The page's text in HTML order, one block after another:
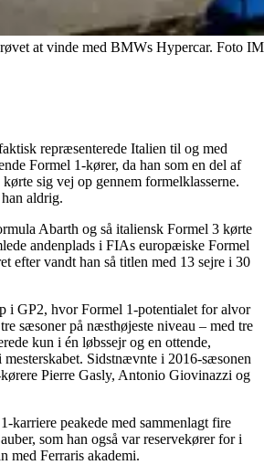
at vinde med BMWs Hypercar. Foto
repræsenterede Italien til og med
Formel 1-kører, da han som en del af
sig vej op gennem formelklasserne.
aldrig.
Abarth og så italiensk Formel 3 kørte
andenplads i FIAs europæiske Formel
efter vandt han så titlen med 13 sejre i 30
i GP2, hvor Formel 1-potentialet for alvor
sæsoner på næsthøjeste niveau – med tre
kun i én løbssejr og en ottende,
Sidstnævnte i 2016-sæsonen
Pierre Gasly, Antonio Giovinazzi og
karriere peakede med sammenlagt fire
som han også var reservekører for i
med Ferraris akademi.